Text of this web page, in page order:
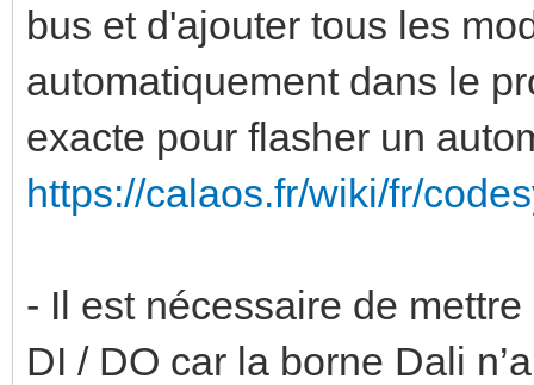
bus et d'ajouter tous les
automatiquement dans le
exacte pour flasher un
https://calaos.fr/wiki/fr/
- Il est nécessaire de
DI / DO car la borne Dali